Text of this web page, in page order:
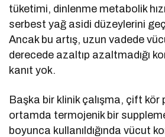
tüketimi, dinlenme metabolik
serbest yağ asidi düzeylerini
Ancak bu artış, uzun vadede
derecede azaltıp azaltmadığı
kanıt yok.
Başka bir klinik çalışma, çift
ortamda termojenik bir
boyunca kullanıldığında vücut